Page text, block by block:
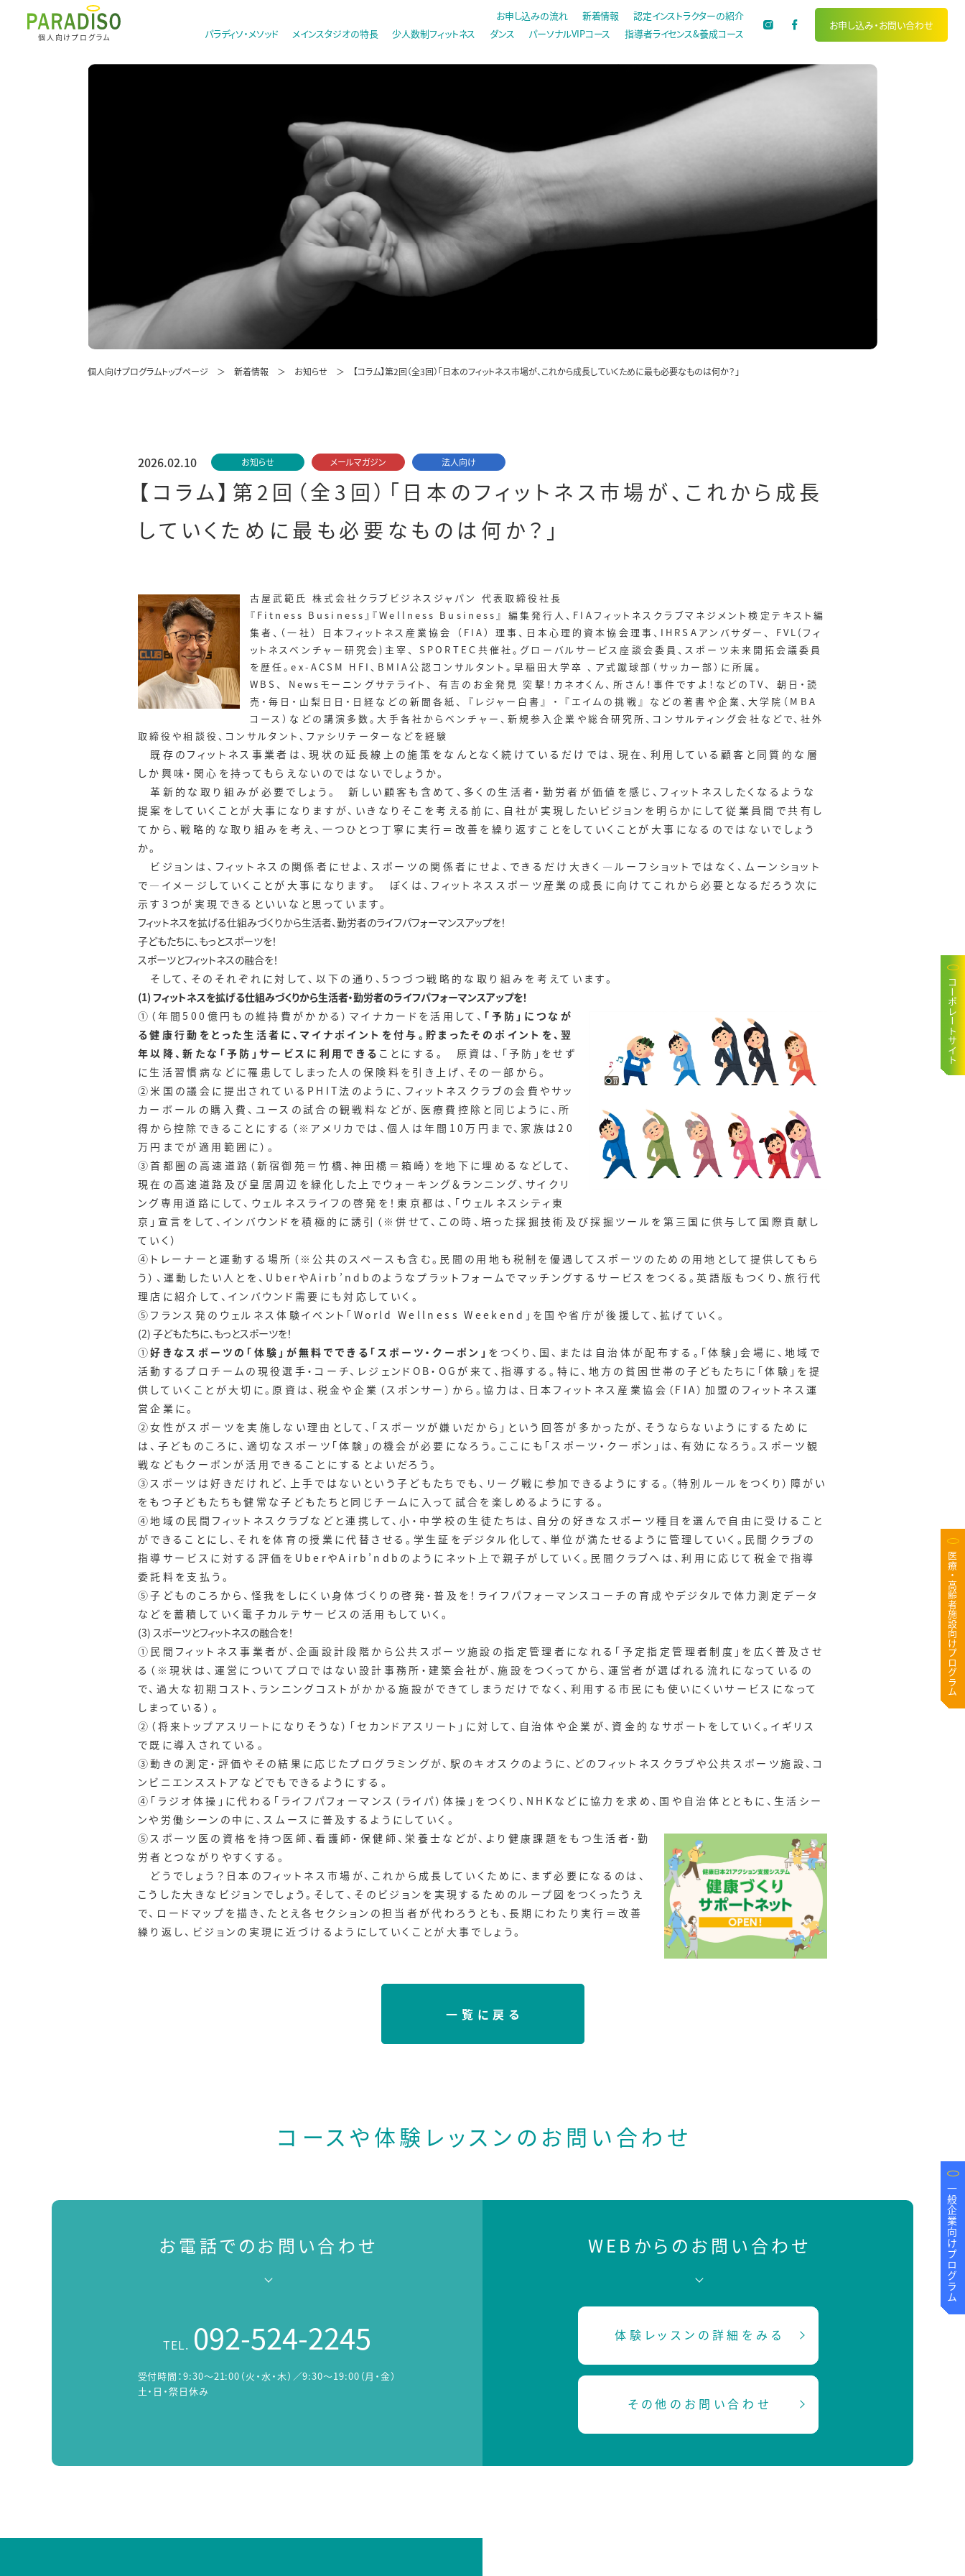
個人向けプログラム パラディソ・メソッド メインスタジオの特長 少人数制フィットネス ダンス パーソナルVIPコース 指導者ライセンス&養成コース
お申し込みの流れ 新着情報 認定インストラクターの紹介
お申し込み・お問い合わせ
コーポレートサイト
医療・高齢者施設向けプログラム
一般企業向けプログラム
個人向けプログラムトップページ 新着情報 お知らせ 【コラム】第2回（全3回）「日本のフィットネス市場が、これから成長していくために最も必要なものは何か？」
2026.02.10 お知らせ メールマガジン 法人向け
【コラム】第2回（全3回）「日本のフィットネス市場が、これから成長
していくために最も必要なものは何か？」
古屋武範氏 株式会社クラブビジネスジャパン 代表取締役社長
『Fitness Business』『Wellness Business』 編集発行人、FIAフィットネスクラブマネジメント検定テキスト編
集者、（一社） 日本フィットネス産業協会 （FIA） 理事、日本心理的資本協会理事、IHRSAアンバサダー、 FVL(フィ
ットネスベンチャー研究会)主宰、 SPORTEＣ共催社。グローバルサービス座談会委員、スポーツ未来開拓会議委員
を歴任。ex-ACSM HFI、BMIA公認コンサルタント。早稲田大学卒 、ア式蹴球部（サッカー部）に所属。
WBS、 Newsモーニングサテライト、 有吉のお金発見 突撃！カネオくん、所さん！事件ですよ！などのTV、 朝日・読
売・毎日・山梨日日・日経などの新聞各紙、 『レジャー白書』 ・ 『エイムの挑戦』 などの著書や企業、大学院（MBA
コース）などの講演多数。大手各社からベンチャー、新規参入企業や総合研究所、コンサルティング会社などで、社外
取締役や相談役、コンサルタント、ファシリテーターなどを経験
既存のフィットネス事業者は、現状の延長線上の施策をなんとなく続けているだけでは、現在、利用している顧客と同質的な層
しか興味・関心を持ってもらえないのではないでしょうか。
革新的な取り組みが必要でしょう。 新しい顧客も含めて、多くの生活者・勤労者が価値を感じ、フィットネスしたくなるような
提案をしていくことが大事になりますが、いきなりそこを考える前に、自社が実現したいビジョンを明らかにして従業員間で共有し
てから、戦略的な取り組みを考え、一つひとつ丁寧に実行＝改善を繰り返すことをしていくことが大事になるのではないでしょう
か。
ビジョンは、フィットネスの関係者にせよ、スポーツの関係者にせよ、できるだけ大きく―ルーフショットではなく、ムーンショット
で―イメージしていくことが大事になります。 ぼくは、フィットネススポーツ産業の成長に向けてこれから必要となるだろう次に
示す3つが実現できるといいなと思っています。
フィットネスを拡げる仕組みづくりから生活者、勤労者のライフパフォーマンスアップを！
子どもたちに、もっとスポーツを！
スポーツとフィットネスの融合を！
そして、そのそれぞれに対して、以下の通り、5つづつ戦略的な取り組みを考えています。
(1) フィットネスを拡げる仕組みづくりから生活者・勤労者のライフパフォーマンスアップを！
①（年間500億円もの維持費がかかる）マイナカードを活用して、 「予防」につなが
る健康行動をとった生活者に、マイナポイントを付与。貯まったそのポイントを、翌
年以降、新たな「予防」サービスに利用できる ことにする。 原資は、「予防」をせず
に生活習慣病などに罹患してしまった人の保険料を引き上げ、その一部から。
②米国の議会に提出されているPHIT法のように、フィットネスクラブの会費やサッ
カーボールの購入費、ユースの試合の観戦料などが、医療費控除と同じように、所
得から控除できることにする（※アメリカでは、個人は年間10万円まで、家族は20
万円までが適用範囲に）。
③首都圏の高速道路（新宿御苑＝竹橋、神田橋＝箱崎）を地下に埋めるなどして、
現在の高速道路及び皇居周辺を緑化した上でウォーキング＆ランニング、サイクリ
ング専用道路にして、ウェルネスライフの啓発を！東京都は、「ウェルネスシティ東
京」宣言をして、インバウンドを積極的に誘引（※併せて、この時、培った採掘技術及び採掘ツールを第三国に供与して国際貢献し
ていく）
④トレーナーと運動する場所（※公共のスペースも含む。民間の用地も税制を優遇してスポーツのための用地として提供してもら
う）、運動したい人とを、UberやAirb’ndbのようなプラットフォームでマッチングするサービスをつくる。英語版もつくり、旅行代
理店に紹介して、インバウンド需要にも対応していく。
⑤フランス発のウェルネス体験イベント「World Wellness Weekend」を国や省庁が後援して、拡げていく。
(2) 子どもたちに、もっとスポーツを！
①好きなスポーツの「体験」が無料でできる「スポーツ・クーポン」 をつくり、国、または自治体が配布する。「体験」会場に、地域で
活動するプロチームの現役選手・コーチ、レジェンドOB・OGが来て、指導する。特に、地方の貧困世帯の子どもたちに「体験」を提
供していくことが大切に。原資は、税金や企業（スポンサー）から。協力は、日本フィットネス産業協会（FIA）加盟のフィットネス運
営企業に。
②女性がスポーツを実施しない理由として、「スポーツが嫌いだから」という回答が多かったが、そうならないようにするために
は、子どものころに、適切なスポーツ「体験」の機会が必要になろう。ここにも「スポーツ・クーポン」は、有効になろう。スポーツ観
戦などもクーポンが活用できることにするとよいだろう。
③スポーツは好きだけれど、上手ではないという子どもたちでも、リーグ戦に参加できるようにする。（特別ルールをつくり）障がい
をもつ子どもたちも健常な子どもたちと同じチームに入って試合を楽しめるようにする。
④地域の民間フィットネスクラブなどと連携して、小・中学校の生徒たちは、自分の好きなスポーツ種目を選んで自由に受けること
ができることにし、それを体育の授業に代替させる。学生証をデジタル化して、単位が満たせるように管理していく。民間クラブの
指導サービスに対する評価をUberやAirb’ndbのようにネット上で親子がしていく。民間クラブへは、利用に応じて税金で指導
委託料を支払う。
⑤子どものころから、怪我をしにくい身体づくりの啓発・普及を！ライフパフォーマンスコーチの育成やデジタルで体力測定データ
などを蓄積していく電子カルテサービスの活用もしていく。
(3) スポーツとフィットネスの融合を！
①民間フィットネス事業者が、企画設計段階から公共スポーツ施設の指定管理者になれる「予定指定管理者制度」を広く普及させ
る（※現状は、運営についてプロではない設計事務所・建築会社が、施設をつくってから、運営者が選ばれる流れになっているの
で、過大な初期コスト、ランニングコストがかかる施設ができてしまうだけでなく、利用する市民にも使いにくいサービスになって
しまっている）。
②（将来トップアスリートになりそうな）「セカンドアスリート」に対して、自治体や企業が、資金的なサポートをしていく。イギリス
で既に導入されている。
③動きの測定・評価やその結果に応じたプログラミングが、駅のキオスクのように、どのフィットネスクラブや公共スポーツ施設、コ
ンビニエンスストアなどでもできるようにする。
④「ラジオ体操」に代わる「ライフパフォーマンス（ライパ）体操」をつくり、NHKなどに協力を求め、国や自治体とともに、生活シー
ンや労働シーンの中に、スムースに普及するようにしていく。
⑤スポーツ医の資格を持つ医師、看護師・保健師、栄養士などが、より健康課題をもつ生活者・勤
労者とつながりやすくする。
どうでしょう？日本のフィットネス市場が、これから成長していくために、まず必要になるのは、
こうした大きなビジョンでしょう。そして、そのビジョンを実現するためのループ図をつくったうえ
で、ロードマップを描き、たとえ各セクションの担当者が代わろうとも、長期にわたり実行＝改善
繰り返し、ビジョンの実現に近づけるようにしていくことが大事でしょう。
一覧に戻る
コースや体験レッスンの お問い合わせ
お電話でのお問い合わせ
TEL. 092-524-2245
受付時間：9:30～21:00（火・水・木）／9:30～19:00（月・金）
土・日・祭日休み
WEBからのお問い合わせ
体験レッスンの詳細をみる
その他のお問い合わせ